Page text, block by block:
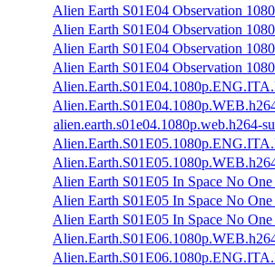
Alien Earth S01E04 Observation
Alien Earth S01E04 Observation
Alien Earth S01E04 Observation
Alien Earth S01E04 Observation
alien.earth.s01e04.1080p.web.h264-
Alien Earth S01E05 In Space No
Alien Earth S01E05 In Space No
Alien Earth S01E05 In Space No